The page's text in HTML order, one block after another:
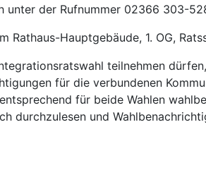
unter der Rufnummer 02366 303-
Rathaus-Hauptgebäude, 1. OG,
teilnehmen
für die verbundenen
für beide Wahlen
durchzulesen und